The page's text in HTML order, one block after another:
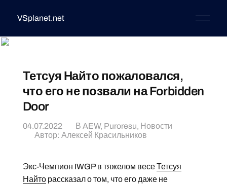
VSplanet.net
Тетсуя Найто пожаловался,
что его не позвали на Forbidden
Door
04.07.2022 В AEW, Puroresu, Новости
Автор: Алексей Красильников
Экс-Чемпион IWGP в тяжелом весеТетсуя
Найторассказал о том, что его даже не